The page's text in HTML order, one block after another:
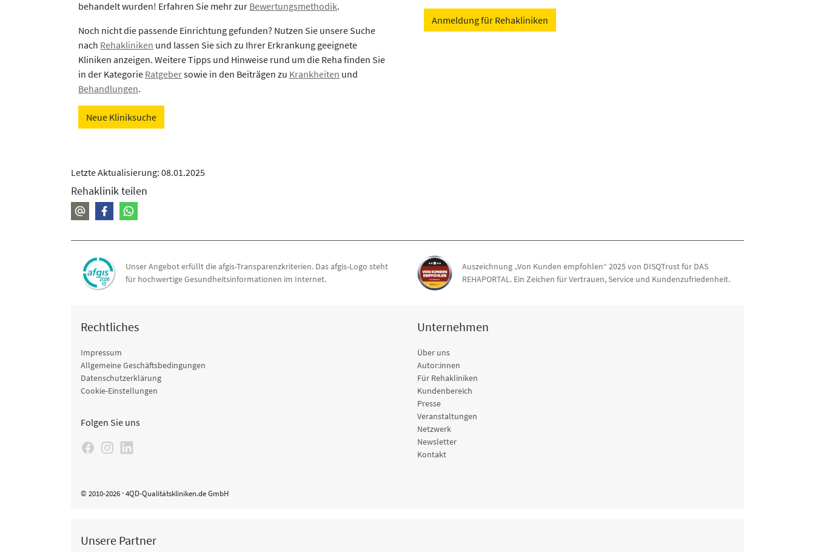
behandelt wurden! Erfahren Sie mehr zur Bewertungsmethodik.
Noch nicht die passende Einrichtung gefunden? Nutzen Sie unsere Suche
nach Rehakliniken und lassen Sie sich zu Ihrer Erkrankung geeignete
Kliniken anzeigen. Weitere Tipps und Hinweise rund um die Reha finden Sie
in der Kategorie Ratgebersowie in den Beiträgen zu Krankheiten und
Behandlungen.
Neue Kliniksuche
Anmeldung für Rehakliniken
Letzte Aktualisierung: 08.01.2025
Rehaklinik teilen
Unser Angebot erfüllt die afgis-Transparenzkriterien. Das afgis-Logo steht
für hochwertige Gesundheitsinformationen im Internet.
Auszeichnung „Von Kunden empfohlen“ 2025 von DISQTrust für DAS
REHAPORTAL. Ein Zeichen für Vertrauen, Service und Kundenzufriedenheit.
Rechtliches
Impressum
Allgemeine Geschäftsbedingungen
Datenschutzerklärung
Cookie-Einstellungen
Folgen Sie uns
Unternehmen
Über uns
Autor:innen
Für Rehakliniken
Kundenbereich
Presse
Veranstaltungen
Netzwerk
Newsletter
Kontakt
© 2010-2026 · 4QD-Qualitätskliniken.de GmbH
Unsere Partner